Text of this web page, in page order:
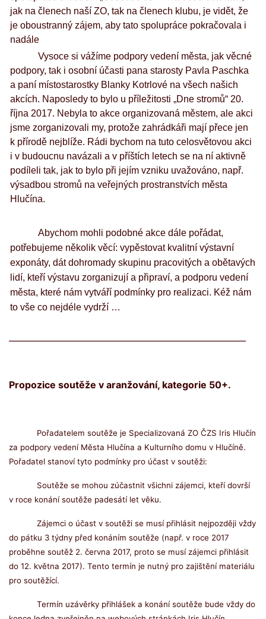
jak na členech naší ZO, tak na členech klubu, je vidět, že
je oboustranný zájem, aby tato spolupráce pokračovala i
nadále
Vysoce si vážíme podpory vedení města, jak věcné
podpory, tak i osobní účasti pana starosty Pavla Paschka
a paní místostarostky Blanky Kotrlové na všech našich
akcích. Naposledy to bylo u příležitosti „Dne stromů“ 20.
října 2017. Nebyla to akce organizovaná městem, ale akci
jsme zorganizovali my, protože zahrádkáři mají přece jen
k přírodě nejblíže. Rádi bychom na tuto celosvětovou akci
i v budoucnu navázali a v příštích letech se na ní aktivně
podíleli tak, jak to bylo při jejím vzniku uvažováno, např.
výsadbou stromů na veřejných prostranstvích města
Hlučína.
Abychom mohli podobné akce dále pořádat,
potřebujeme několik věcí: vypěstovat kvalitní výstavní
exponáty, dát dohromady skupinu pracovitých a obětavých
lidí, kteří výstavu zorganizují a připraví, a podporu vedení
města, které nám vytváří podmínky pro realizaci. Kéž nám
to vše co nejdéle vydrží …
Propozice soutěže v aranžování, kategorie 50+.
Pořadatelem soutěže je Specializovaná ZO ČZS Iris Hlučín
za podpory vedení Města Hlučína a Kulturního domu v Hlučíně.
Pořadatel stanoví tyto podmínky pro účast v soutěži:
Soutěže se mohou zúčastnit všichni zájemci, kteří dovrší
v roce konání soutěže padesátí let věku.
Zájemci o účast v soutěži se musí přihlásit nejpozději vždy
do pátku 3 týdny před konáním soutěže (např. v roce 2017
proběhne soutěž 2. června 2017, proto se musí zájemci přihlásit
do 12. května 2017). Tento termín je nutný pro zajištění materiálu
pro soutěžící.
Termín uzávěrky přihlášek a konání soutěže bude vždy do